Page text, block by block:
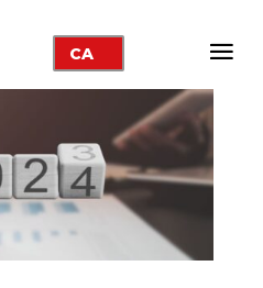
CA